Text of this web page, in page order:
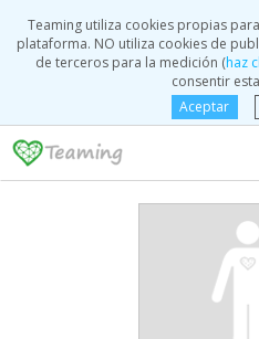
Teaming utiliza cookies propias
plataforma. NO utiliza cookies de
de terceros para la medición (haz
consentir
Aceptar